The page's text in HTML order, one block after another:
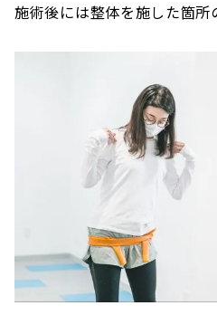
施術後には整体を施した箇所